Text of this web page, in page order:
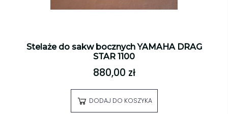
Stelaże do sakw bocznych YAMAHA DRAG
STAR 1100
880,00 zł
DODAJ DO KOSZYKA